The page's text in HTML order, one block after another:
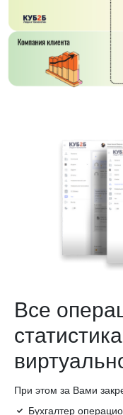
Все
При этом за Вами
Бухгалтер